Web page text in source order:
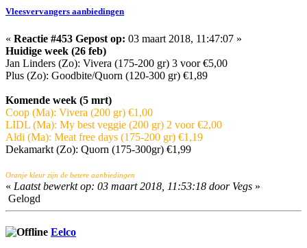
Vleesvervangers aanbiedingen
« Reactie #453 Gepost op: 03 maart 2018, 11:47:07 »
Huidige week (26 feb)
Jan Linders (Zo): Vivera (175-200 gr) 3 voor €5,00
Plus (Zo): Goodbite/Quorn (120-300 gr) €1,89
Komende week (5 mrt)
Coop (Ma): Vivera (200 gr) €1,00
LIDL (Ma): My best veggie (200 gr) 2 voor €2,00
Aldi (Ma): Meat free days (175-200 gr) €1,19
Dekamarkt (Zo): Quorn (175-300gr) €1,99
Oranje kleur zijn de betere aanbiedingen
« Laatst bewerkt op: 03 maart 2018, 11:53:18 door Vegs »
Gelogd
Eelco